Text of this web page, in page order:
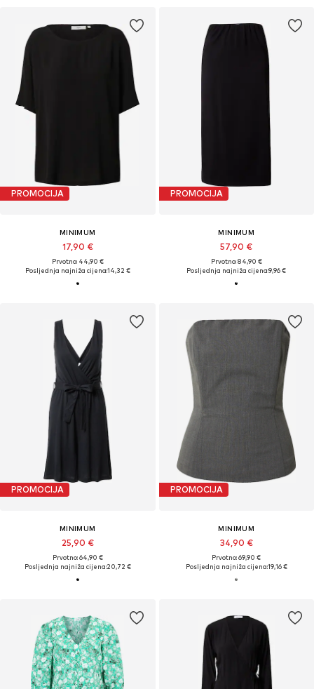
PROMOCIJA
MINIMUM
17,90 €
Prvotno: 44,90 €
Posljednja najniža cijena:14,32 €
PROMOCIJA
MINIMUM
57,90 €
Prvotno: 84,90 €
Posljednja najniža cijena:9,96 €
PROMOCIJA
MINIMUM
25,90 €
Prvotno: 64,90 €
Posljednja najniža cijena:20,72 €
PROMOCIJA
MINIMUM
34,90 €
Prvotno: 69,90 €
Posljednja najniža cijena:19,16 €